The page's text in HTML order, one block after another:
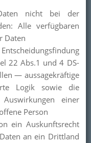
nicht bei der
Alle verfügbaren
Daten
22 Abs.1 und 4 DS-
— aussagekräftige
Logik sowie die
einer
Person
ein Auskunftsrecht
an ein Drittland